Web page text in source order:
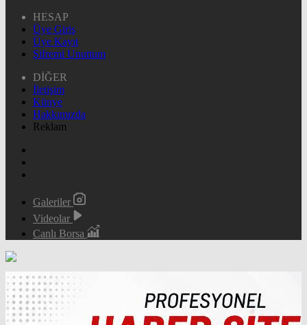
HESAP
Üye Giriş
Üye Kayıt
Şifremi Unuttum
DİĞER
İletişim
Künye
Hakkımızda
Reklam
Galeriler
Videolar
Canlı Borsa